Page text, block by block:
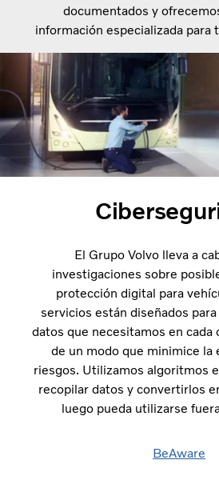
documentados y
información especializada para
El Grupo Volvo lleva a
investigaciones sobre
protección digital para
servicios están diseñados
datos que necesitamos en cada
de un modo que minimice la
riesgos. Utilizamos algoritmos
recopilar datos y convertirlos
luego pueda utilizarse
BeAware